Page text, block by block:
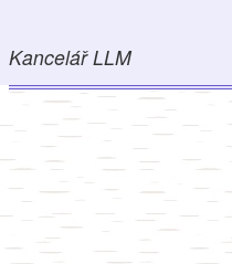
Kancelář LLM